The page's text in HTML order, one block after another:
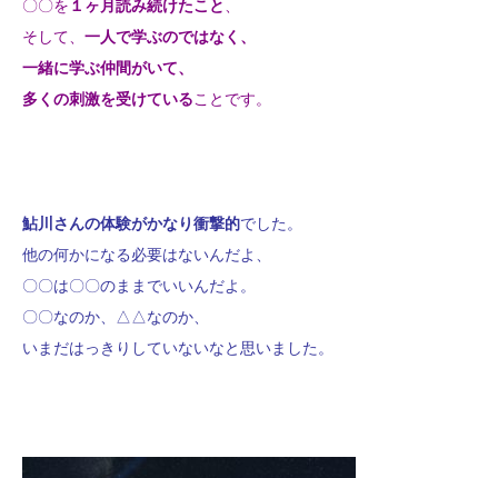
〇〇を １ヶ月読み続けたこと、
そして、 一人で学ぶのではなく、
一緒に学ぶ仲間がいて、
多くの刺激を受けていることです。
鮎川さんの体験がかなり衝撃的でした。
他の何かになる必要はないんだよ、
〇〇は〇〇のままでいいんだよ。
〇〇なのか、△△なのか、
いまだはっきりしていないなと思いました。